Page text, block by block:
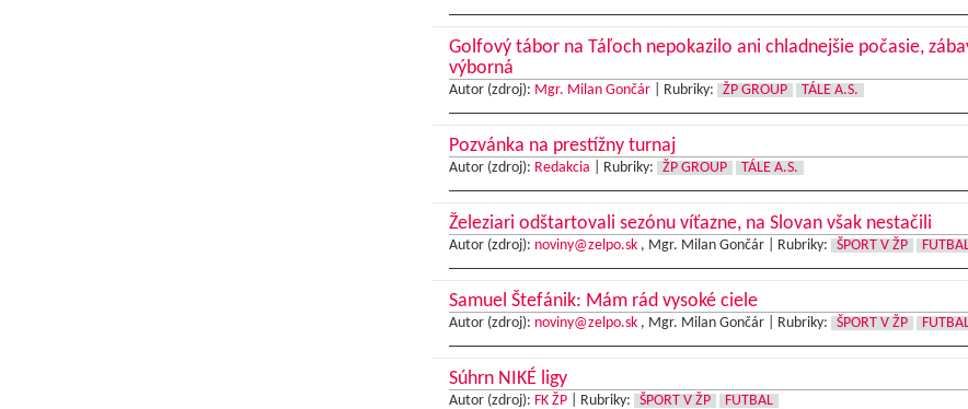
Golfový tábor na Táľoch nepokazilo ani chladnejšie počasie,
výborná
Autor (zdroj): Mgr. Milan Gončár| Rubriky: ŽP GROUP TÁLE A.S.
Pozvánka na prestížny turnaj
Autor (zdroj): Redakcia Rubriky: ŽP GROUP TÁLE A.S.
Železiari odštartovali sezónu víťazne, na Slovan však nestačili
Autor (zdroj): noviny@zelpo.sk, Mgr. Milan Gončár | Rubriky: ŠPORT V ŽP
Samuel Štefánik: Mám rád vysoké ciele
Autor (zdroj): noviny@zelpo.sk, Mgr. Milan Gončár | Rubriky: ŠPORT V ŽP
Súhrn NIKÉ ligy
Autor (zdroj): FK ŽP| Rubriky: ŠPORT V ŽP FUTBAL